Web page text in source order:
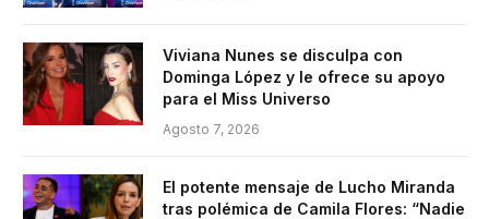
Viviana Nunes se disculpa con
Dominga López y le ofrece su apoyo
para el Miss Universo
Agosto 7, 2026
El potente mensaje de Lucho Miranda
tras polémica de Camila Flores: “Nadie